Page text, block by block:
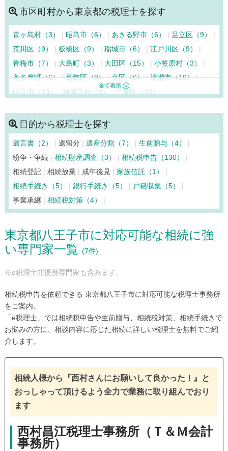
市区町村から東京都の税理士を探す
青ヶ島村（3） 昭島市（6） あきる野市（6）
足立区（9）
荒川区（9）
板橋区（9） 稲城市（6）
江戸川区（9）
青梅市（7）
大島町（3） 大田区（15）
小笠原村（3）
奥多摩町（6） 葛飾区（9） 北区（6） 清瀬市（10）
国立市（10）
神津島村（3）
江東区（10）
狛江市（11） 品川区（16）
杉並区（15） 墨田区（11） 世田谷区（9） 台東区（11）
立川市（6）
多摩市（6） 中央区（22） 調布市（12）
千代田区（23） 豊島区（7） 利島村（3）
中野区（12）
新島村（3） 西東京市（11）
練馬区（15）
八王子市（7）
八丈島八丈町（3）
羽村市（7）
東久留米市（10）
東村山市（10）
福生市（6）
文京区（19） 町田市（6） 御蔵島村（3）
瑞穂町（5）
三鷹市（12）
目黒区（15）
目的から税理士を探す
遺言書（2） 遺留分 遺産分割（7）
生前贈与（4）
紛争・争続
相続財産調査（3）
相続税申告（130）
相続登記
相続放棄 成年後見
家族信託（1）
相続手続き（5）
銀行手続き（5）
戸籍収集（5）
事業承継
相続税対策（4）
東京都八王子市に対応可能な相続に強
い専門家一覧 (7件)
※e税理士非提携専門家も含みます。
相続税申告を依頼できる 東京都八王子市に対応可能な税理士事務所
をご案内。
「e税理士」では相続税申告や生前贈与、相続税対策、相続手続きで
お悩みの方に、相談内容に応じた相続に詳しい税理士を無料でご紹
介します。
相続人様から『西村さんにお願いして良かった！』と
おっしゃって頂けるよう全力で業務に取り組んでおり
ます
西村昌江税理士事務所（Ｔ＆Ｍ会計
事務所）